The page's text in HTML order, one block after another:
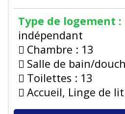
Type de logement :
indépendant
Chambre : 13
Salle de bain/
Toilettes : 13
Accueil, Linge de